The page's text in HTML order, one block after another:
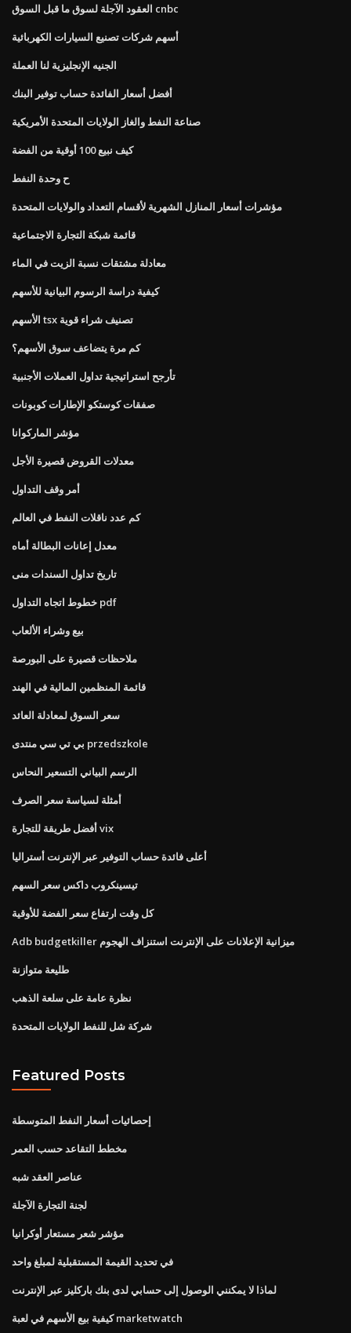
العقود الآجلة لسوق ما قبل السوق cnbc
أسهم شركات تصنيع السيارات الكهربائية
الجنيه الإنجليزية لنا العملة
أفضل أسعار الفائدة حساب توفير البنك
صناعة النفط والغاز الولايات المتحدة الأمريكية
كيف نبيع 100 أوقية من الفضة
ح وحدة النفط
مؤشرات أسعار المنازل الشهرية لأقسام التعداد والولايات المتحدة
قائمة شبكة التجارة الاجتماعية
معادلة مشتقات نسبة الزيت في الماء
كيفية دراسة الرسوم البيانية للأسهم
الأسهم tsx تصنيف شراء قوية
كم مرة يتضاعف سوق الأسهم؟
تأرجح استراتيجية تداول العملات الأجنبية
صفقات كوستكو الإطارات كوبونات
مؤشر الماركوانا
معدلات القروض قصيرة الأجل
أمر وقف التداول
كم عدد ناقلات النفط في العالم
معدل إعانات البطالة أماه
تاريخ تداول السندات منى
خطوط اتجاه التداول pdf
بيع وشراء الألعاب
ملاحظات قصيرة على البورصة
قائمة المنظمين المالية في الهند
سعر السوق لمعادلة العائد
بي تي سي منتدى przedszkole
الرسم البياني التسعير النحاس
أمثلة لسياسة سعر الصرف
أفضل طريقة للتجارة vix
أعلى فائدة حساب التوفير عبر الإنترنت أستراليا
تيسينكروب داكس سعر السهم
كل وقت ارتفاع سعر الفضة للأوقية
Adb budgetkiller ميزانية الإعلانات على الإنترنت استنزاف الهجوم
طليعة متوازنة
نظرة عامة على سلعة الذهب
شركة شل للنفط الولايات المتحدة
Featured Posts
إحصائيات أسعار النفط المتوسطة
مخطط التقاعد حسب العمر
عناصر العقد شبه
لجنة التجارة الآجلة
مؤشر شعر مستعار أوكرانيا
في تحديد القيمة المستقبلية لمبلغ واحد
لماذا لا يمكنني الوصول إلى حسابي لدى بنك باركليز عبر الإنترنت
كيفية بيع الأسهم في لعبة marketwatch